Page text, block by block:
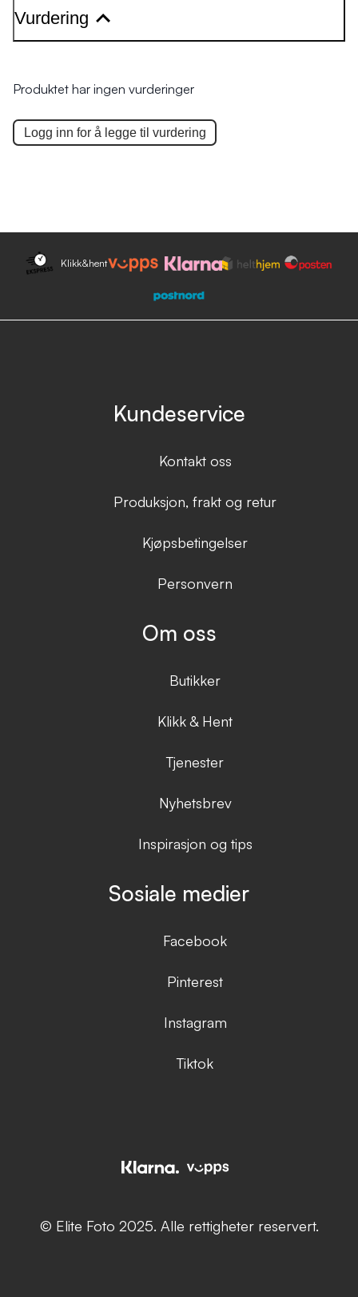
Vurdering
Produktet har ingen vurderinger
Logg inn for å legge til vurdering
Klikk&hent
Kundeservice
Kontakt oss
Produksjon, frakt og retur
Kjøpsbetingelser
Personvern
Om oss
Butikker
Klikk & Hent
Tjenester
Nyhetsbrev
Inspirasjon og tips
Sosiale medier
Facebook
Pinterest
Instagram
Tiktok
© Elite Foto 2025. Alle rettigheter reservert.